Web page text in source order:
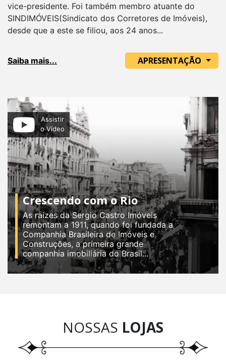
vice-presidente. Foi também membro atuante do
SINDIMÓVEIS(Sindicato dos Corretores de Imóveis),
desde que a este se filiou, aos 24 anos...
Saiba mais... APRESENTAÇÃO
Assistir
o Vídeo
Crescendo com o Rio
As raízes da Sergio Castro Imóveis
remontam a 1911, quando foi fundada a
Companhia Brasileira de Imóveis e
Construções, a primeira grande
companhia imobiliária do Brasil...
NOSSAS LOJAS